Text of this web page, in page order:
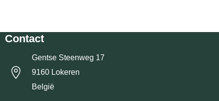
Contact
Gentse Steenweg 17
9160 Lokeren
België